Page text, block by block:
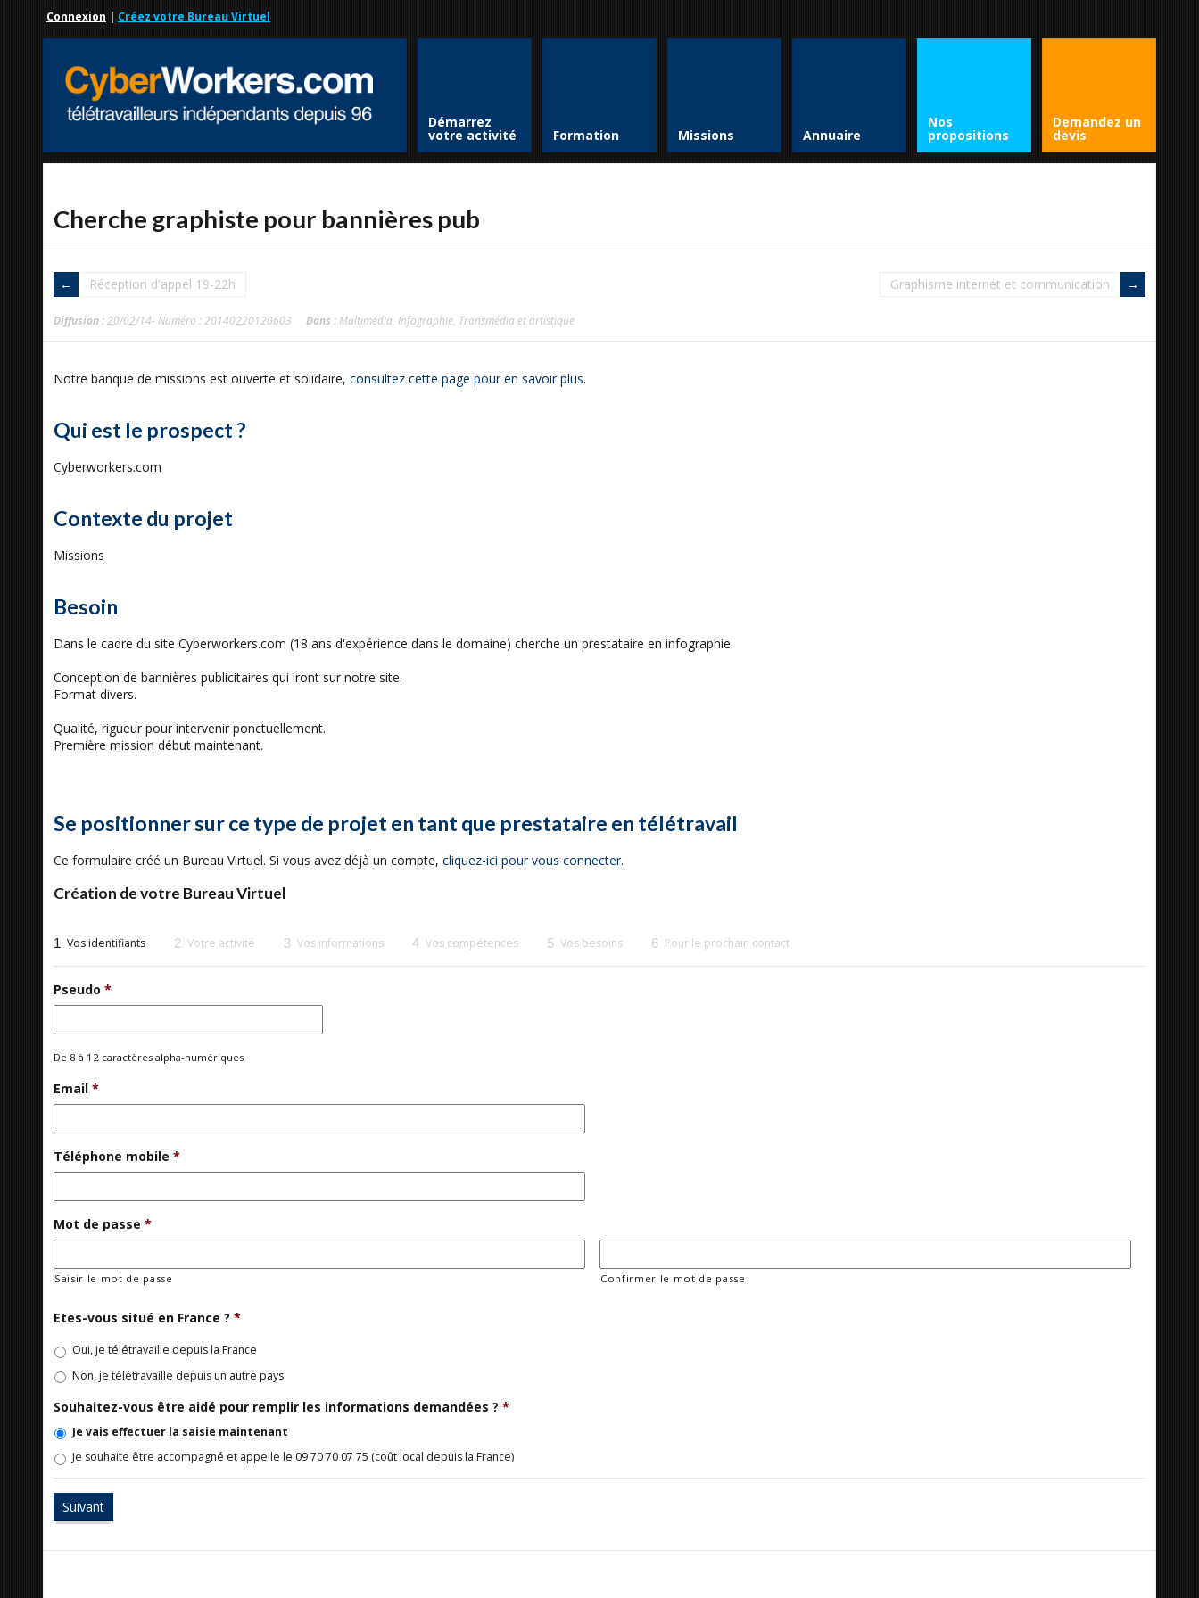
Connexion | Créez votre Bureau Virtuel
Démarrez
votre activité Formation Missions Annuaire
Nos
propositions
Demandez un
devis
Cherche graphiste pour bannières pub
Réception d'appel 19-22h Graphisme internet et communication
Diffusion : 20/02/14- Numéro : 20140220120603 Dans : Multimédia Infographie Transmédia et artistique
Notre banque de missions est ouverte et solidaire, consultez cette page pour en savoir plus.
Qui est le prospect ?
Cyberworkers.com
Contexte du projet
Missions
Besoin
Dans le cadre du site Cyberworkers.com (18 ans d'expérience dans le domaine) cherche un prestataire en infographie.
Conception de bannières publicitaires qui iront sur notre site.
Format divers.
Qualité, rigueur pour intervenir ponctuellement.
Première mission début maintenant.
Se positionner sur ce type de projet en tant que prestataire en télétravail
Ce formulaire créé un Bureau Virtuel. Si vous avez déjà un compte, cliquez-ici pour vous connecter.
Création de votre Bureau Virtuel
1 Vos identifiants 2 Votre activité 3 Vos informations 4 Vos compétences 5 Vos besoins 6 Pour le prochain contact
Pseudo *
De 8 à 12 caractères alpha-numériques
Email *
Téléphone mobile *
Mot de passe *
Saisir le mot de passe Confirmer le mot de passe
Etes-vous situé en France ? *
Oui, je télétravaille depuis la France
Non, je télétravaille depuis un autre pays
Souhaitez-vous être aidé pour remplir les informations demandées ? *
Je vais effectuer la saisie maintenant
Je souhaite être accompagné et appelle le 09 70 70 07 75 (coût local depuis la France)